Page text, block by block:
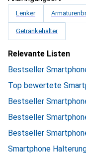
Lenker
Getränkehalter
Relevante Listen
Bestseller
Top bewertete
Bestseller
Bestseller
Bestseller
Smartphone